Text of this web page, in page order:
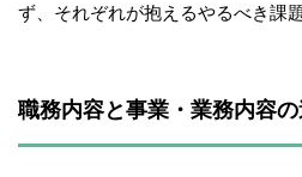
ず、それぞれが抱えるやるべき課
職務内容と事業・業務内容